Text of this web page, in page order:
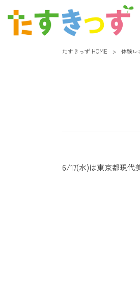
たすきっず HOME > 体験レ
6/17(水)は東京都現代